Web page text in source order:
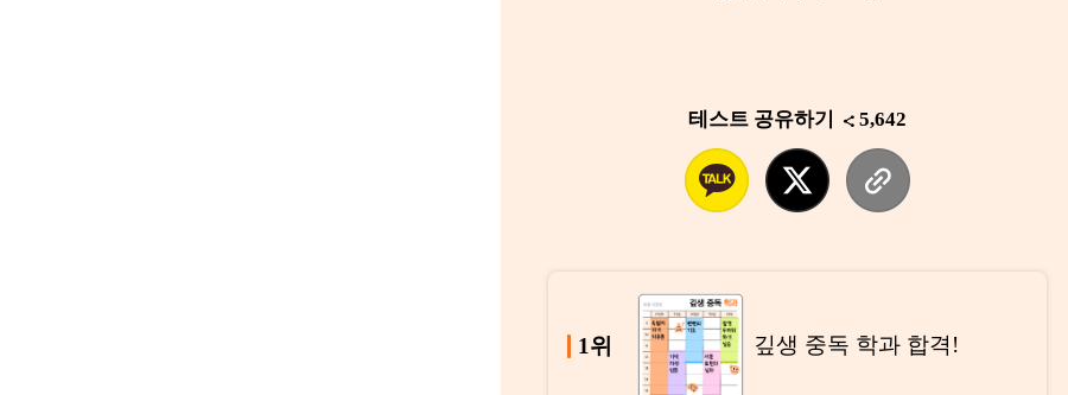
테스트 공유하기 5,642
1위 깊생 중독 학과 합격!